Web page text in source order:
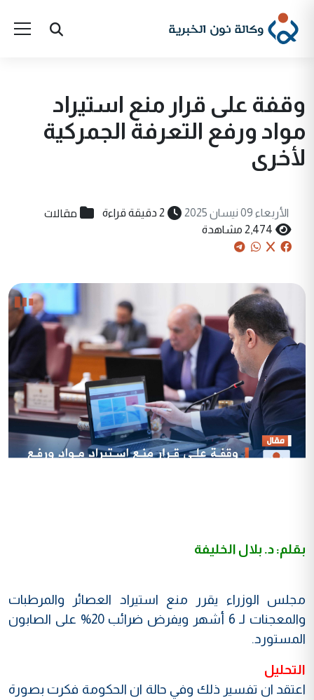
وقفة على قرار منع استيراد
مواد ورفع التعرفة الجمركية
لأخرى
الأربعاء 09 نيسان 2025 2 دقيقة قراءة مقالات
2,474 مشاهدة
بقلم: د. بلال الخليفة
مجلس الوزراء يقرر منع استيراد العصائر والمرطبات
والمعجنات لـ 6 أشهر ويفرض ضرائب 20% على الصابون
المستورد.
التحليل
اعتقد ان تفسير ذلك وفي حالة ان الحكومة فكرت بصورة